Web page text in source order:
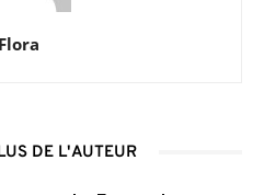
Flora
DE L'AUTEUR